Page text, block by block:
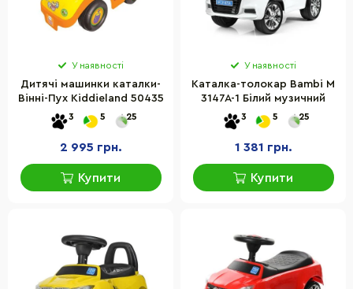
У наявності
Дитячі машинки каталки-
Вінні-Пух Kiddieland 50435
3 5 25
2 995 грн.
Купити
У наявності
Каталка-толокар Bambi M
3147A-1 Білий музичний
3 5 25
1 381 грн.
Купити